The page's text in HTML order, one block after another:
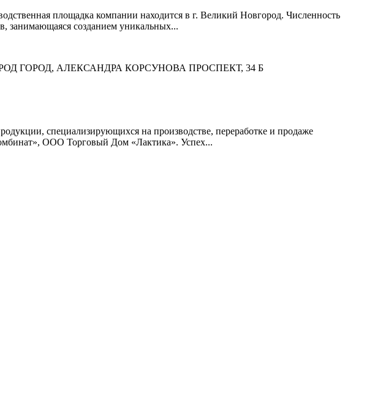
площадка компании находится в г. Великий Новгород. Численность
занимающаяся созданием уникальных...
ГОРОД, АЛЕКСАНДРА КОРСУНОВА ПРОСПЕКТ, 34 Б
специализирующихся на производстве, переработке и продаже
ООО Торговый Дом «Лактика». Успех...